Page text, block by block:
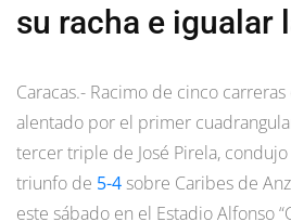
su racha e igualar
Caracas.- Racimo de cinco
alentado por el primer
tercer triple de José Pirela,
triunfo de 5-4 sobre Caribes de
este sábado en el Estadio Alfonso